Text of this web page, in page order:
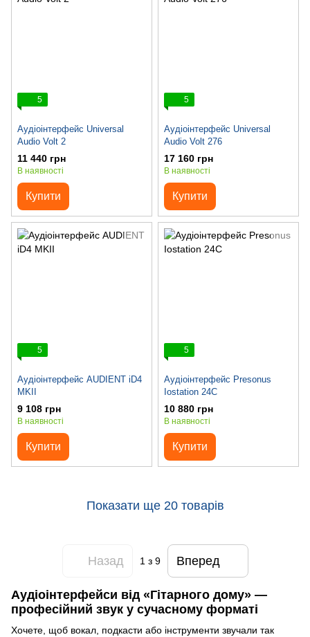
5
Аудіоінтерфейс Universal
Audio Volt 2
11 440 грн
В наявності
Купити
5
Аудіоінтерфейс Universal
Audio Volt 276
17 160 грн
В наявності
Купити
5
Аудіоінтерфейс AUDIENT iD4
MKII
9 108 грн
В наявності
Купити
5
Аудіоінтерфейс Presonus
Iostation 24C
10 880 грн
В наявності
Купити
Показати ще 20 товарів
Назад 1з 9 Вперед
Аудіоінтерфейси від «Гітарного дому» —
професійний звук у сучасному форматі
Хочете, щоб вокал, подкасти або інструменти звучали так